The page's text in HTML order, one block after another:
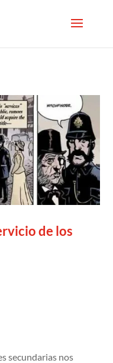
de los
secundarias nos